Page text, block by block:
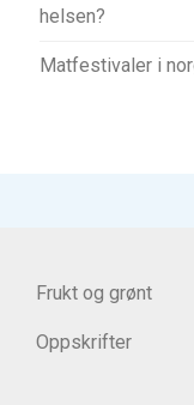
helsen?
Matfestivaler i
Frukt og grønt
Oppskrifter